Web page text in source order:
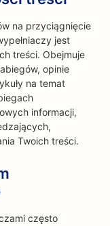
na przyciągnięcie
jest
treści. Obejmuje
opinie
na temat
informacji,
Twoich treści.
często